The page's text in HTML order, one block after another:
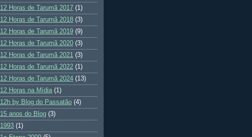
12 Horas de Tarumã 2017 (1)
12 Horas de Tarumã 2018 (3)
12 Horas de Tarumã 2019 (9)
12 Horas de Tarumã 2020 (3)
12 Horas de Tarumã 2021 (3)
12 Horas de Tarumã 2022 (1)
12 Horas de Tarumã 2024 (13)
12 Horas na Mídia (1)
12h by Blog do Passatão (4)
15 anos do Blog (3)
1993 (1)